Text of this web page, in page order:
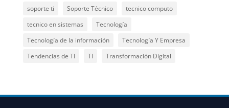
soporte ti
Soporte Técnico
tecnico computo
tecnico en sistemas
Tecnología
Tecnología de la información
Tecnología Y Empresa
Tendencias de TI
TI Transformación Digital